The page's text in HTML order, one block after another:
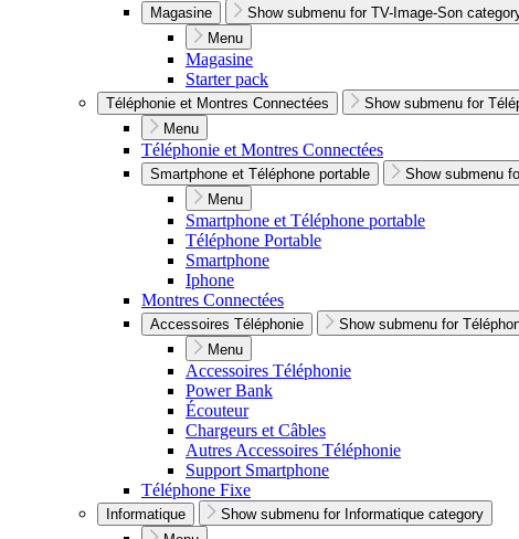
Magasine
Show submenu for TV-Image-Son
Menu
Magasine
Starter pack
Téléphonie et Montres Connectées
Show submenu for
Menu
Téléphonie et Montres Connectées
Smartphone et Téléphone portable
Show submenu
Menu
Smartphone et Téléphone portable
Téléphone Portable
Smartphone
Iphone
Montres Connectées
Accessoires Téléphonie
Show submenu for
Menu
Accessoires Téléphonie
Power Bank
Écouteur
Chargeurs et Câbles
Autres Accessoires Téléphonie
Support Smartphone
Téléphone Fixe
Informatique
Show submenu for Informatique category